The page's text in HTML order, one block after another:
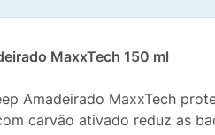
MaxxTech 150 ml
Amadeirado MaxxTech
carvão ativado reduz as